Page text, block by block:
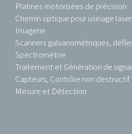
Platines motorisées de précision
Chemin optique pour usinage laser
Imagerie
Scanners galvanométriques,
Spectromètrie
Traitement et Génération de
Capteurs, Contrôle non destructif
Mesure et Détection